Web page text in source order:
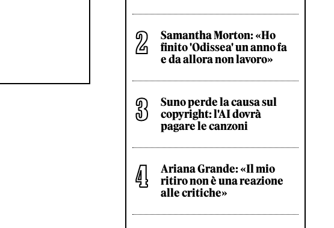
Samantha Morton: «Ho
finito 'Odissea' un anno fa
e da allora non lavoro»
Suno perde la causa sul
copyright: l'AI dovrà
pagare le canzoni
Ariana Grande: «Il mio
ritiro non è una reazione
alle critiche»